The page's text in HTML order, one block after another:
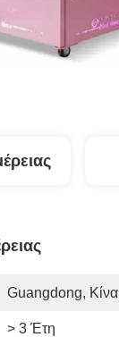
Guangdong, Κίνα
> 3 Έτη